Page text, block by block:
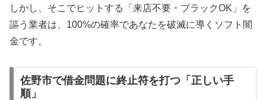
しかし、そこでヒットする「来店不要・ブラックOK」を
謳う業者は、100%の確率であなたを破滅に導くソフト闇
金です。
佐野市で借金問題に終止符を打つ「正しい手
順」